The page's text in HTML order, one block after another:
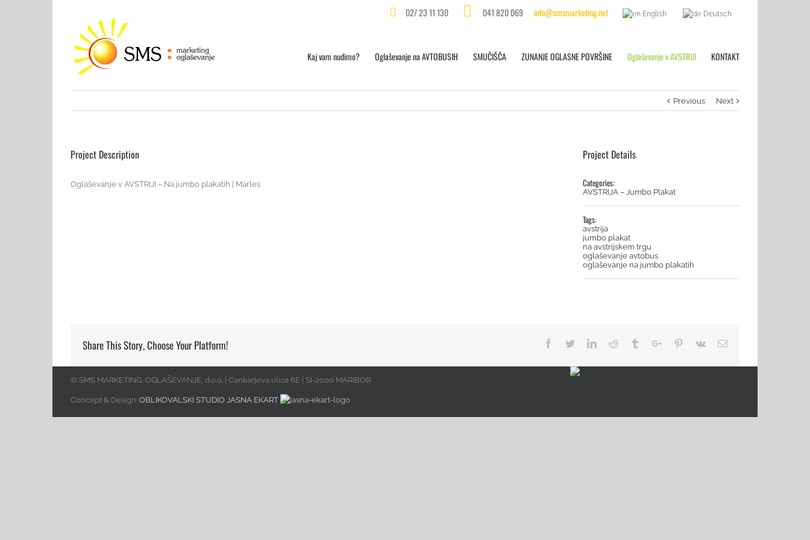
02/ 23 11 130 041 820 069 info@smsmarketing.net English Deutsch
Kaj vam nudimo? Oglaševanje na AVTOBUSIH SMUČIŠČA ZUNANJE OGLASNE POVRŠINE Oglaševanje v AVSTRIJI KONTAKT
Previous Next
Project Description
Oglaševanje v AVSTRIJI – Na jumbo plakatih | Marles
Project Details
Categories:
AVSTRIJA – Jumbo Plakat
Tags:
avstrija
jumbo plakat
na avstrijskem trgu
oglaševanje avtobus
oglaševanje na jumbo plakatih
Share This Story, Choose Your Platform! Facebook
TwitterLinkedinReddit TumblrGoogle+Pinterest
Vk Email
© SMS MARKETING, OGLAŠEVANJE, d.o.o. | Cankarjeva ulica 6E | SI-2000 MARIBOR
Concept & Design: OBLIKOVALSKI STUDIO JASNA EKART